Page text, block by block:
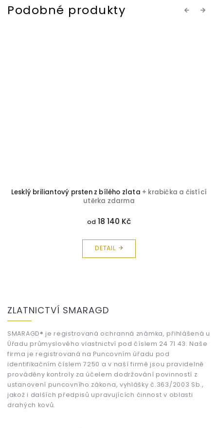
Previous
Lesklý briliantový prsten z bílého zlata + krabička a čistící
utěrka zdarma
od 18 140 Kč
DETAIL
Next
ZLATNICTVÍ SMARAGD
SMARAGD® je registrovaná ochranná známka, přihlášená u
Úřadu průmyslového vlastnictví pod číslem 24 71 43. Naše
firma je registrovaná na Puncovním úřadu pod
identifikačním číslem 7250 a v naší firmě jsou pravidelně
prováděny kontroly za účelem dodržování povinností z
ustanovení puncovního zákona, vyhlášky č.363/2003 Sb.,
jakož i dalších předpisů upravujících činnost v oblasti
drahých kovů.